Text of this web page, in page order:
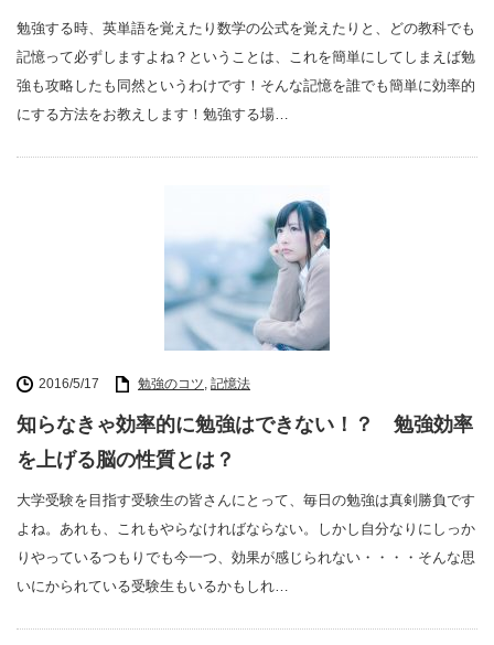
勉強する時、英単語を覚えたり数学の公式を覚えたりと、どの教科でも
記憶って必ずしますよね？ということは、これを簡単にしてしまえば勉
強も攻略したも同然というわけです！そんな記憶を誰でも簡単に効率的
にする方法をお教えします！勉強する場…
2016/5/17 勉強のコツ, 記憶法
知らなきゃ効率的に勉強はできない！？ 勉強効率
を上げる脳の性質とは？
大学受験を目指す受験生の皆さんにとって、毎日の勉強は真剣勝負です
よね。あれも、これもやらなければならない。しかし自分なりにしっか
りやっているつもりでも今一つ、効果が感じられない・・・・そんな思
いにかられている受験生もいるかもしれ…